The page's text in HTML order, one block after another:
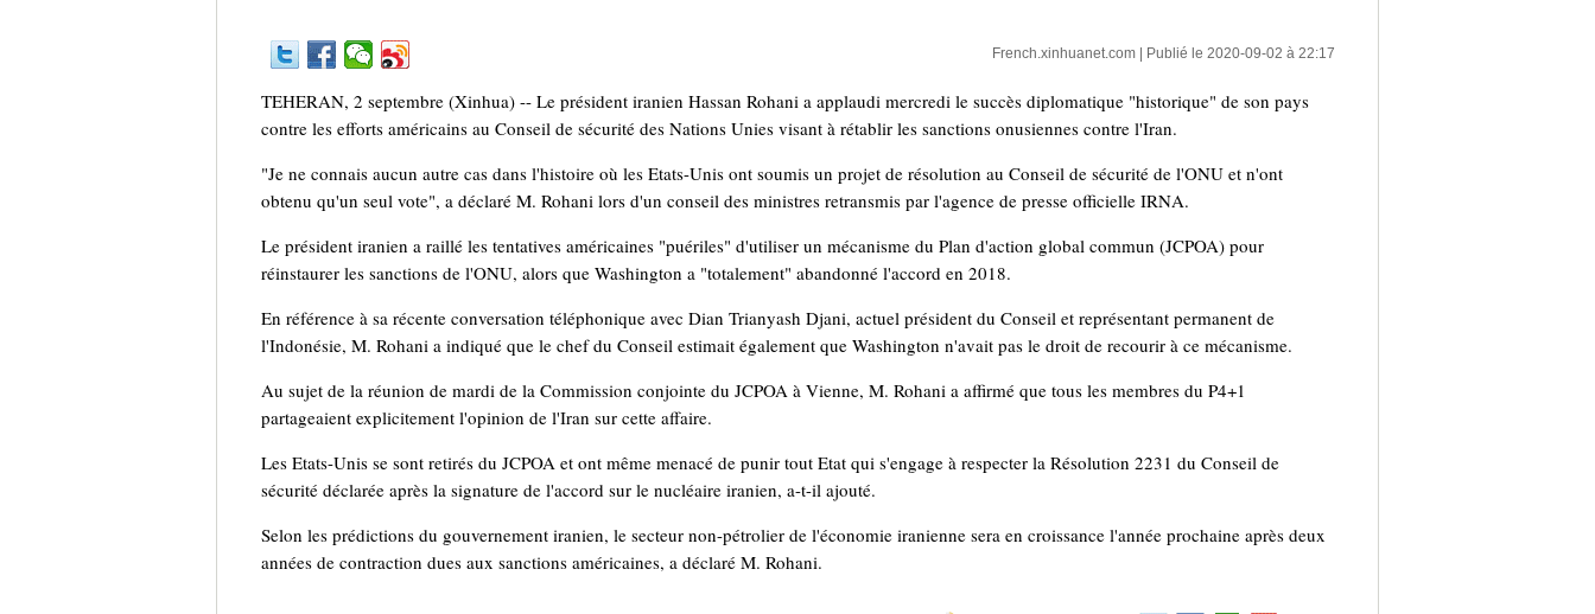
French.xinhuanet.com| Publié le 2020-09-02 à 22:17
TEHERAN, 2 septembre (Xinhua) -- Le président iranien Hassan Rohani a applaudi mercredi le succès diplomatique "historique" de son pays
contre les efforts américains au Conseil de sécurité des Nations Unies visant à rétablir les sanctions onusiennes contre l'Iran.
"Je ne connais aucun autre cas dans l'histoire où les Etats-Unis ont soumis un projet de résolution au Conseil de sécurité de l'ONU et n'ont
obtenu qu'un seul vote", a déclaré M. Rohani lors d'un conseil des ministres retransmis par l'agence de presse officielle IRNA.
Le président iranien a raillé les tentatives américaines "puériles" d'utiliser un mécanisme du Plan d'action global commun (JCPOA) pour
réinstaurer les sanctions de l'ONU, alors que Washington a "totalement" abandonné l'accord en 2018.
En référence à sa récente conversation téléphonique avec Dian Trianyash Djani, actuel président du Conseil et représentant permanent de
l'Indonésie, M. Rohani a indiqué que le chef du Conseil estimait également que Washington n'avait pas le droit de recourir à ce mécanisme.
Au sujet de la réunion de mardi de la Commission conjointe du JCPOA à Vienne, M. Rohani a affirmé que tous les membres du P4+1
partageaient explicitement l'opinion de l'Iran sur cette affaire.
Les Etats-Unis se sont retirés du JCPOA et ont même menacé de punir tout Etat qui s'engage à respecter la Résolution 2231 du Conseil de
sécurité déclarée après la signature de l'accord sur le nucléaire iranien, a-t-il ajouté.
Selon les prédictions du gouvernement iranien, le secteur non-pétrolier de l'économie iranienne sera en croissance l'année prochaine après deux
années de contraction dues aux sanctions américaines, a déclaré M. Rohani.